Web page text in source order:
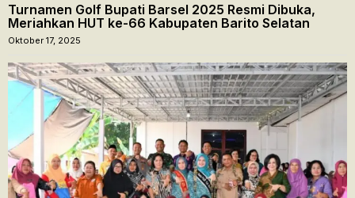
Turnamen Golf Bupati Barsel 2025 Resmi Dibuka,
Meriahkan HUT ke-66 Kabupaten Barito Selatan
Oktober 17, 2025